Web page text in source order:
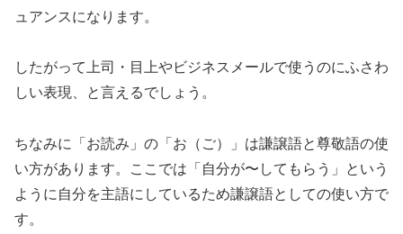
ュアンスになります。
したがって上司・目上やビジネスメールで使うのにふさわ
しい表現、と言えるでしょう。
ちなみに「お読み」の「お（ご）」は謙譲語と尊敬語の使
い方があります。ここでは「自分が〜してもらう」という
ように自分を主語にしているため謙譲語としての使い方で
す。